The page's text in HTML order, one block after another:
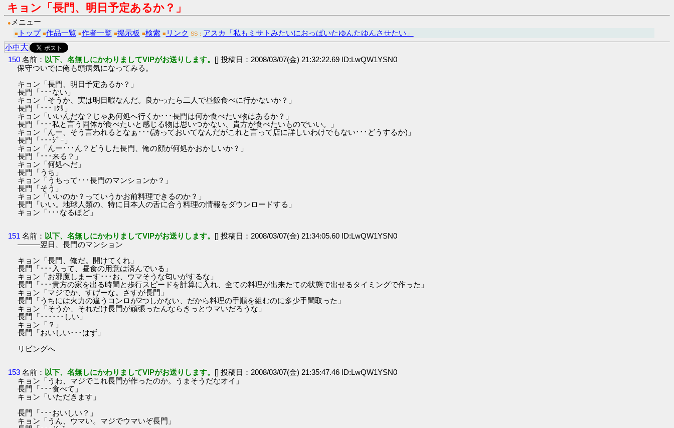
キョン「長門、明日予定あるか？」
● メニュー
■ トップ ■作品一覧 ■作者一覧 ■掲示板 ■検索 ■ リンク SS： アスカ「私もミサトみたいにおっぱいたゆんたゆんさせたい」
小中大
150 名前： 以下、名無しにかわりましてVIPがお送りします。 [] 投稿日：2008/03/07(金) 21:32:22.69 ID:LwQW1YSN0
保守ついでに俺も頭病気になってみる。
キョン「長門、明日予定あるか？」
長門「･･･ない」
キョン「そうか、実は明日暇なんだ。良かったら二人で昼飯食べに行かないか？」
長門「･･･ｺｸﾘ」
キョン「いいんだな？じゃあ何処へ行くか･･･長門は何か食べたい物はあるか？」
長門「･･･私と言う固体が食べたいと感じる物は思いつかない、貴方が食べたいものでいい。」
キョン「んー、そう言われるとなぁ･･･(誘っておいてなんだがこれと言って店に詳しいわけでもない･･･どうするか)」
長門「･･･ｼﾞｰ」
キョン「んー･･･ん？どうした長門、俺の顔が何処かおかしいか？」
長門「･･･来る？」
キョン「何処へだ」
長門「うち」
キョン「うちって･･･長門のマンションか？」
長門「そう」
キョン「いいのか？っていうかお前料理できるのか？」
長門「いい。地球人類の、特に日本人の舌に合う料理の情報をダウンロードする」
キョン「･･･なるほど」
151 名前： 以下、名無しにかわりましてVIPがお送りします。 [] 投稿日：2008/03/07(金) 21:34:05.60 ID:LwQW1YSN0
―――翌日、長門のマンション
キョン「長門、俺だ。開けてくれ」
長門「･･･入って、昼食の用意は済んでいる」
キョン「お邪魔しまーす･･･お、ウマそうな匂いがするな」
長門「･･･貴方の家を出る時間と歩行スピードを計算に入れ、全ての料理が出来たての状態で出せるタイミングで作った」
キョン「マジでか、すげーな。さすが長門」
長門「うちには火力の違うコンロが2つしかない、だから料理の手順を組むのに多少手間取った」
キョン「そうか、それだけ長門が頑張ったんならきっとウマいだろうな」
長門「･･････しい」
キョン「？」
長門「おいしい･･･はず」
リビングへ
153 名前： 以下、名無しにかわりましてVIPがお送りします。 [] 投稿日：2008/03/07(金) 21:35:47.46 ID:LwQW1YSN0
キョン「うわ、マジでこれ長門が作ったのか。うまそうだなオイ」
長門「･･･食べて」
キョン「いただきます」
長門「･･･おいしい？」
キョン「うん、ウマい。マジでウマいぞ長門」